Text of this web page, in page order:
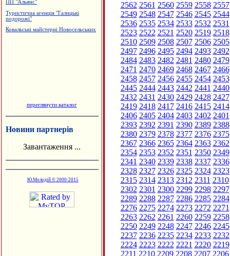
ПП "Альянс"
Туристична агенція "Галицькі
подорожі"
Ковальські майстерні Новосельських
переглянути каталог
Новини партнерів
Завантаження ...
Ю.Молодій © 2000-2015
2562 2561 2560 2559 2558 2557
2549 2548 2547 2546 2545 2544
2536 2535 2534 2533 2532 2531
2523 2522 2521 2520 2519 2518
2510 2509 2508 2507 2506 2505
2497 2496 2495 2494 2493 2492
2484 2483 2482 2481 2480 2479
2471 2470 2469 2468 2467 2466
2458 2457 2456 2455 2454 2453
2445 2444 2443 2442 2441 2440
2432 2431 2430 2429 2428 2427
2419 2418 2417 2416 2415 2414
2406 2405 2404 2403 2402 2401
2393 2392 2391 2390 2389 2388
2380 2379 2378 2377 2376 2375
2367 2366 2365 2364 2363 2362
2354 2353 2352 2351 2350 2349
2341 2340 2339 2338 2337 2336
2328 2327 2326 2325 2324 2323
2315 2314 2313 2312 2311 2310
2302 2301 2300 2299 2298 2297
2289 2288 2287 2286 2285 2284
2276 2275 2274 2273 2272 2271
2263 2262 2261 2260 2259 2258
2250 2249 2248 2247 2246 2245
2237 2236 2235 2234 2233 2232
2224 2223 2222 2221 2220 2219
2211 2210 2209 2208 2207 2206